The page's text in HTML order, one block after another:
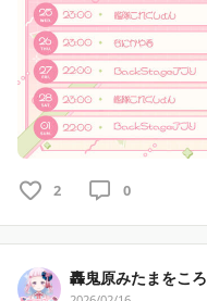
2 0
轟鬼原みたまをこ